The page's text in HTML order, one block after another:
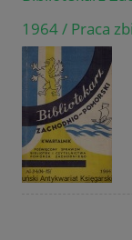
1964 / Praca